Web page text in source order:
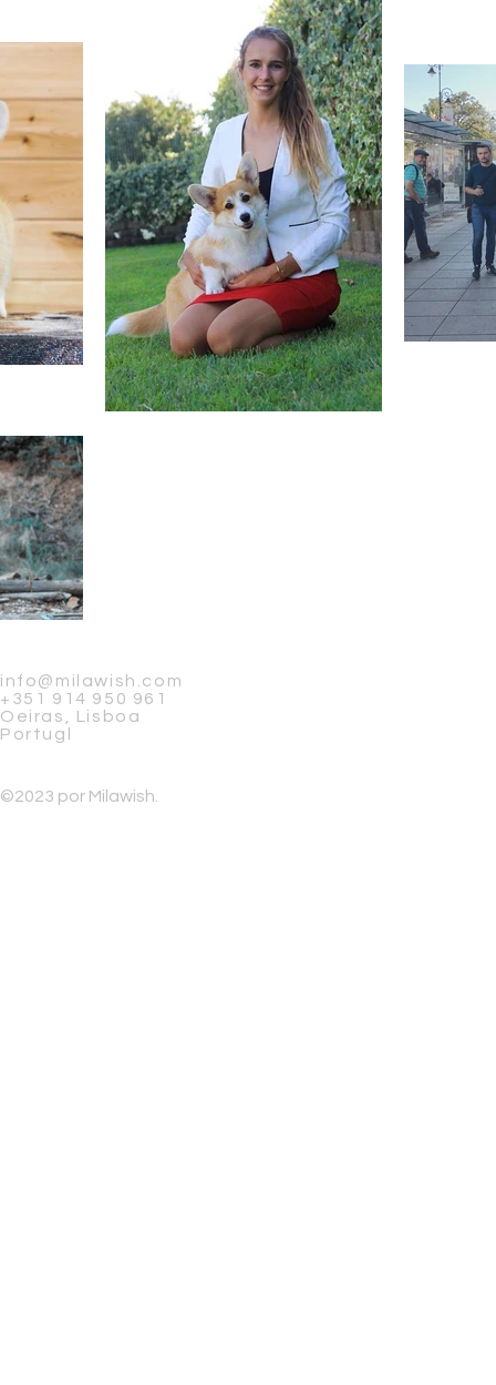
info@milawish.com
+351 914 950 961
Oeiras, Lisboa
Portugl
©2023 por Milawish.